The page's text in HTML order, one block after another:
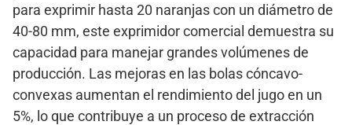
para exprimir hasta 20 naranjas con un diámetro de
40-80 mm, este exprimidor comercial demuestra su
capacidad para manejar grandes volúmenes de
producción. Las mejoras en las bolas cóncavo-
convexas aumentan el rendimiento del jugo en un
5%, lo que contribuye a un proceso de extracción